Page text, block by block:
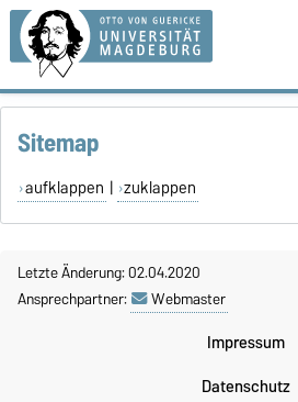
Sitemap
aufklappen | zuklappen
Letzte Änderung: 02.04.2020
Ansprechpartner:
Webmaster
Impressum
Datenschutz